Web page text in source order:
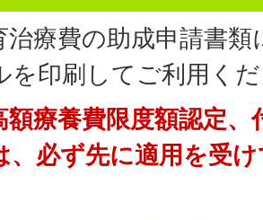
治療費の助成申請書
を印刷してご利用く
額療養費限度額認定
、必ず先に適用を受